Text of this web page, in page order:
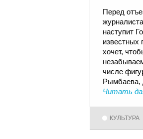
Перед
наступит
известных
хочет,
числе
Рымбаева,
Читать
КУЛЬТУРА